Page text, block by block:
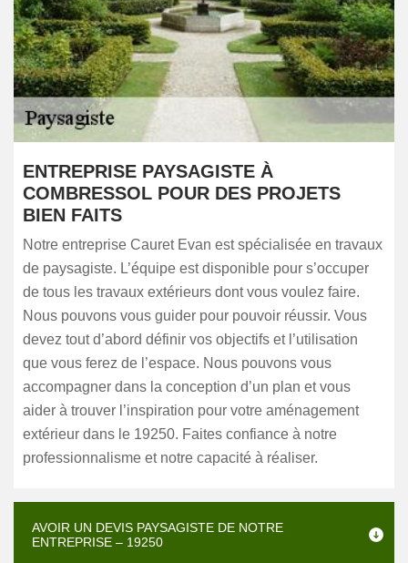
ENTREPRISE PAYSAGISTE À
COMBRESSOL POUR DES PROJETS
BIEN FAITS
Notre entreprise Cauret Evan est spécialisée en travaux
de paysagiste. L’équipe est disponible pour s’occuper
de tous les travaux extérieurs dont vous voulez faire.
Nous pouvons vous guider pour pouvoir réussir. Vous
devez tout d’abord définir vos objectifs et l’utilisation
que vous ferez de l’espace. Nous pouvons vous
accompagner dans la conception d’un plan et vous
aider à trouver l’inspiration pour votre aménagement
extérieur dans le 19250. Faites confiance à notre
professionnalisme et notre capacité à réaliser.
AVOIR UN DEVIS PAYSAGISTE DE NOTRE
ENTREPRISE – 19250